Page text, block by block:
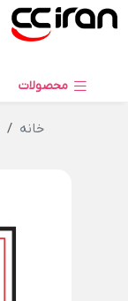
محصولات
خانه